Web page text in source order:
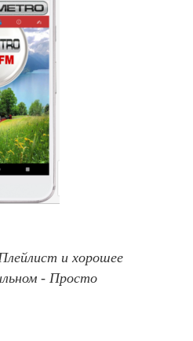
и хорошее
- Просто